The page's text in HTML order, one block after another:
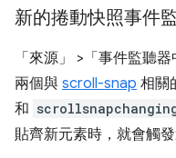
新的捲動快照事件
「來源」 >「事件監聽器
兩個與 scroll-snap 相關
和
貼齊新元素時，就會觸發